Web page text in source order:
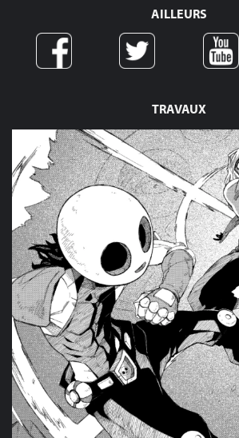
TRAVAUX
AILLEURS